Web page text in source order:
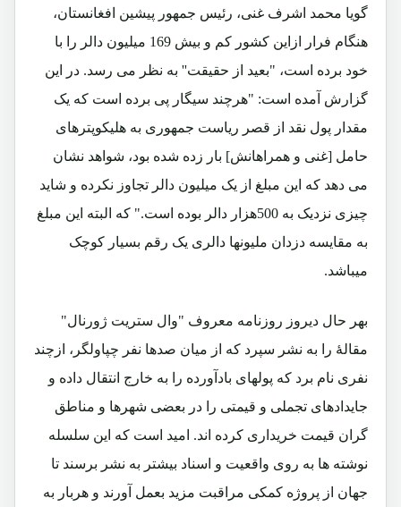
گویا محمد اشرف غنی، رئیس جمهور پیشین افغانستان،
هنگام فرار ازاین کشور کم و بیش 169 میلیون دالر را با
خود برده است، "بعید از حقیقت'' به نظر می رسد. در این
گزارش آمده است: "هرچند سیگار پی برده است که یک
مقدار پول نقد از قصر ریاست جمهوری به هلیکوپتر‌های
حامل [غنی و همراهانش] بار زده شده بود،‌ شواهد نشان
می‌ دهد که این مبلغ از یک میلیون دالر تجاوز نکرده و شاید
چیزی نزدیک به 500هزار دالر بوده است." که البته این مبلغ
به مقایسه دزدان ملیونها دالری یک رقم بسیار کوچک
میباشد.
بهر حال دیروز روزنامه معروف "وال ستریت ژورنال"
مقالۀ را به نشر سپرد که از میان صدها نفر چپاولگر، ازچند
نفری نام برد که پولهای بادآورده را به خارج انتقال داده و
جایدادهای تجملی و قیمتی را در بعضی شهرها و مناطق
گران قیمت خریداری کرده اند. امید است که این سلسله
نوشته ها به روی واقعیت و اسناد بیشتر به نشر برسند تا
جهان از پروژه کمکی مراقبت مزید بعمل آورند و هربار به